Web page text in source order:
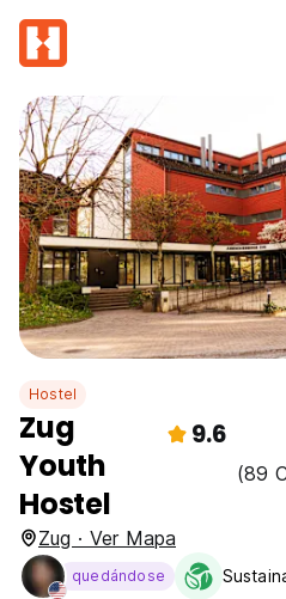
Hostel
Zug
Youth
Hostel
9.6
(89
Zug · Ver Mapa
quedándose